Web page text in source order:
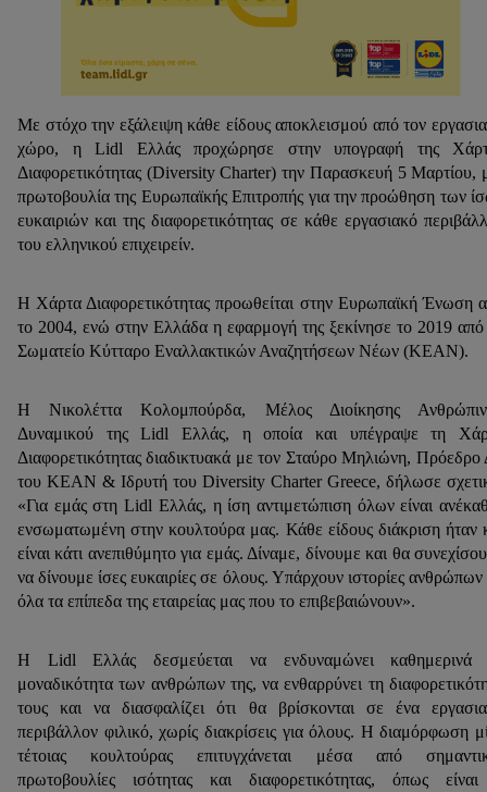
Με στόχο την εξάλειψη κάθε είδους αποκλεισμού από τον
χώρο, η Lidl Ελλάς προχώρησε στην υπογραφή της
Διαφορετικότητας (Diversity Charter) την Παρασκευή 5 Μαρτίου,
πρωτοβουλία της Ευρωπαϊκής Επιτροπής για την προώθηση των
ευκαιριών και της διαφορετικότητας σε κάθε εργασιακό
του ελληνικού επιχειρείν.
Η Χάρτα Διαφορετικότητας προωθείται στην Ευρωπαϊκή Ένωση
το 2004, ενώ στην Ελλάδα η εφαρμογή της ξεκίνησε το 2019 από
Σωματείο Κύτταρο Εναλλακτικών Αναζητήσεων Νέων (ΚΕΑΝ).
Η Νικολέττα Κολομπούρδα, Μέλος Διοίκησης
Δυναμικού της Lidl Ελλάς, η οποία και υπέγραψε τη
Διαφορετικότητας διαδικτυακά με τον Σταύρο Μηλιώνη, Πρόεδρο
του ΚΕΑΝ & Ιδρυτή του Diversity Charter Greece, δήλωσε
«Για εμάς στη Lidl Ελλάς, η ίση αντιμετώπιση όλων είναι
ενσωματωμένη στην κουλτούρα μας. Κάθε είδους διάκριση ήταν
είναι κάτι ανεπιθύμητο για εμάς. Δίναμε, δίνουμε και θα
να δίνουμε ίσες ευκαιρίες σε όλους. Υπάρχουν ιστορίες
όλα τα επίπεδα της εταιρείας μας που το επιβεβαιώνουν».
Η Lidl Ελλάς δεσμεύεται να ενδυναμώνει καθημερινά
μοναδικότητα των ανθρώπων της, να ενθαρρύνει τη
τους και να διασφαλίζει ότι θα βρίσκονται σε ένα
περιβάλλον φιλικό, χωρίς διακρίσεις για όλους. Η διαμόρφωση
τέτοιας κουλτούρας επιτυγχάνεται μέσα από
πρωτοβουλίες ισότητας και διαφορετικότητας, όπως